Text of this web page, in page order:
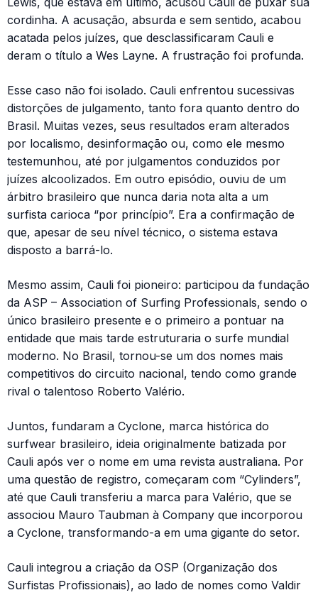
cordinha. A acusação, absurda e sem sentido, acabou
acatada pelos juízes, que desclassificaram Cauli e
deram o título a Wes Layne. A frustração foi profunda.
Esse caso não foi isolado. Cauli enfrentou sucessivas
distorções de julgamento, tanto fora quanto dentro do
Brasil. Muitas vezes, seus resultados eram alterados
por localismo, desinformação ou, como ele mesmo
testemunhou, até por julgamentos conduzidos por
juízes alcoolizados. Em outro episódio, ouviu de um
árbitro brasileiro que nunca daria nota alta a um
surfista carioca “por princípio”. Era a confirmação de
que, apesar de seu nível técnico, o sistema estava
disposto a barrá-lo.
Mesmo assim, Cauli foi pioneiro: participou da fundação
da ASP – Association of Surfing Professionals, sendo o
único brasileiro presente e o primeiro a pontuar na
entidade que mais tarde estruturaria o surfe mundial
moderno. No Brasil, tornou-se um dos nomes mais
competitivos do circuito nacional, tendo como grande
rival o talentoso Roberto Valério.
Juntos, fundaram a Cyclone, marca histórica do
surfwear brasileiro, ideia originalmente batizada por
Cauli após ver o nome em uma revista australiana. Por
uma questão de registro, começaram com “Cylinders”,
até que Cauli transferiu a marca para Valério, que se
associou Mauro Taubman à Company que incorporou
a Cyclone, transformando-a em uma gigante do setor.
Cauli integrou a criação da OSP (Organização dos
Surfistas Profissionais), ao lado de nomes como Valdir